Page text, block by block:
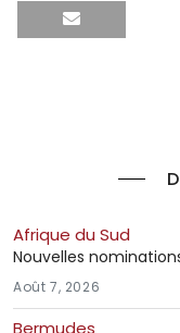
Afrique du Sud
Nouvelles
Août 7, 2026
Bermudes